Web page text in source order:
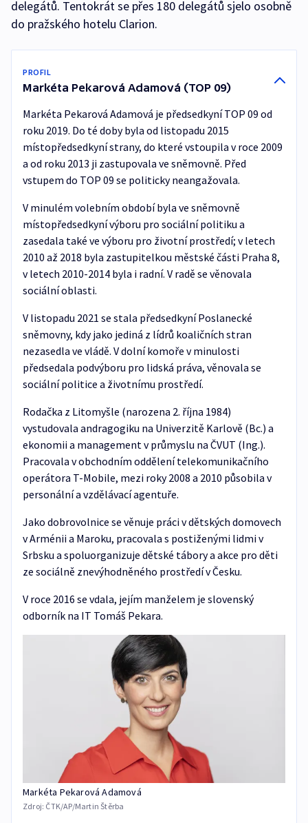
delegátů. Tentokrát se přes 180 delegátů sjelo osobně
do pražského hotelu Clarion.
PROFIL
Markéta Pekarová Adamová (TOP 09)
Markéta Pekarová Adamová je předsedkyní TOP 09 od
roku 2019. Do té doby byla od listopadu 2015
místopředsedkyní strany, do které vstoupila v roce 2009
a od roku 2013 ji zastupovala ve sněmovně. Před
vstupem do TOP 09 se politicky neangažovala.
V minulém volebním období byla ve sněmovně
místopředsedkyní výboru pro sociální politiku a
zasedala také ve výboru pro životní prostředí; v letech
2010 až 2018 byla zastupitelkou městské části Praha 8,
v letech 2010-2014 byla i radní. V radě se věnovala
sociální oblasti.
V listopadu 2021 se stala předsedkyní Poslanecké
sněmovny, kdy jako jediná z lídrů koaličních stran
nezasedla ve vládě. V dolní komoře v minulosti
předsedala podvýboru pro lidská práva, věnovala se
sociální politice a životnímu prostředí.
Rodačka z Litomyšle (narozena 2. října 1984)
vystudovala andragogiku na Univerzitě Karlově (Bc.) a
ekonomii a management v průmyslu na ČVUT (Ing.).
Pracovala v obchodním oddělení telekomunikačního
operátora T-Mobile, mezi roky 2008 a 2010 působila v
personální a vzdělávací agentuře.
Jako dobrovolnice se věnuje práci v dětských domovech
v Arménii a Maroku, pracovala s postiženými lidmi v
Srbsku a spoluorganizuje dětské tábory a akce pro děti
ze sociálně znevýhodněného prostředí v Česku.
V roce 2016 se vdala, jejím manželem je slovenský
odborník na IT Tomáš Pekara.
Markéta Pekarová Adamová
Zdroj: ČTK/AP/Martin Štěrba